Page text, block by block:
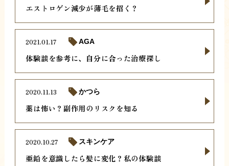
エストロゲン減少が薄毛を招く？
体験談を参考に、自分に合った治療探し
2021.01.17 AGA
薬は怖い？副作用のリスクを知る
2020.11.13 かつら
亜鉛を意識したら髪に変化？私の体験談
2020.10.27 スキンケア